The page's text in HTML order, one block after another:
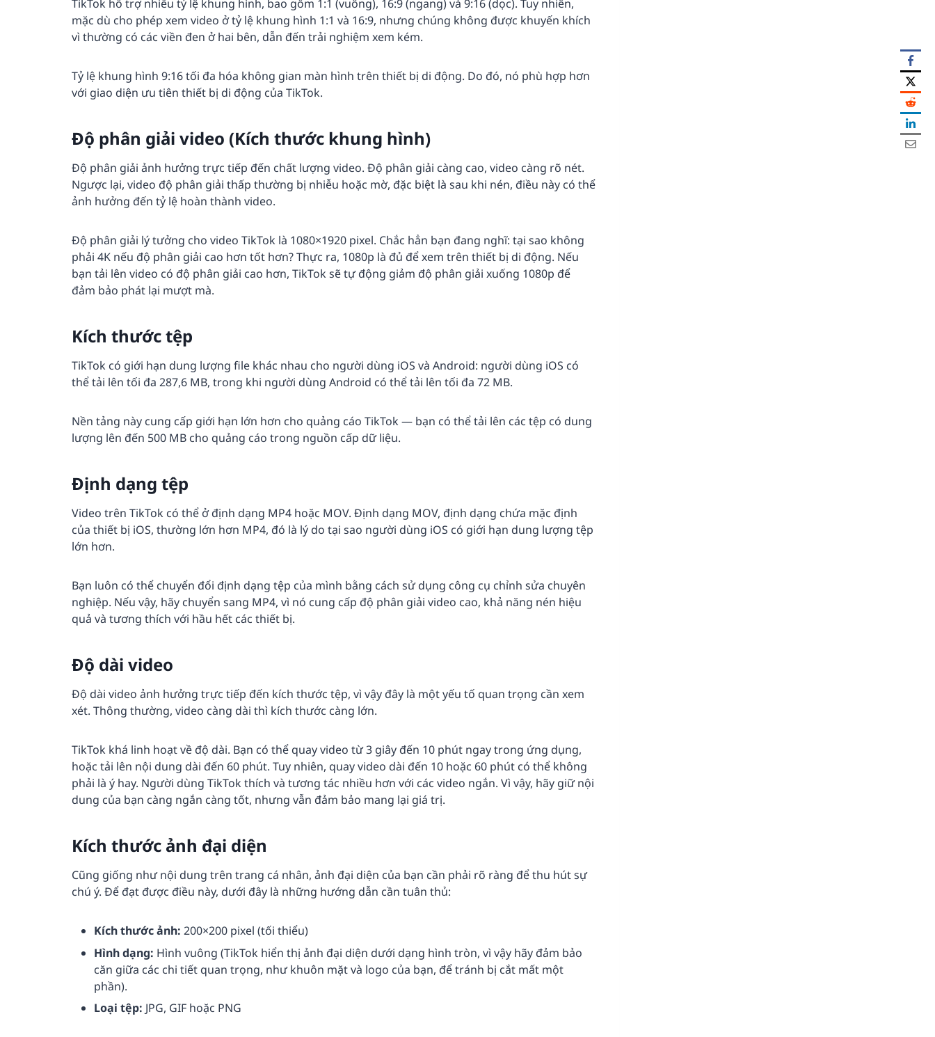
TikTok hỗ trợ nhiều tỷ lệ khung hình, bao gồm 1:1 (vuông), 16:9 (ngang) và 9:16 (dọc). Tuy nhiên,
mặc dù cho phép xem video ở tỷ lệ khung hình 1:1 và 16:9, nhưng chúng không được khuyến khích
vì thường có các viền đen ở hai bên, dẫn đến trải nghiệm xem kém.
Tỷ lệ khung hình 9:16 tối đa hóa không gian màn hình trên thiết bị di động. Do đó, nó phù hợp hơn
với giao diện ưu tiên thiết bị di động của TikTok.
Độ phân giải video (Kích thước khung hình)
Độ phân giải ảnh hưởng trực tiếp đến chất lượng video. Độ phân giải càng cao, video càng rõ nét.
Ngược lại, video độ phân giải thấp thường bị nhiễu hoặc mờ, đặc biệt là sau khi nén, điều này có thể
ảnh hưởng đến tỷ lệ hoàn thành video.
Độ phân giải lý tưởng cho video TikTok là 1080×1920 pixel. Chắc hẳn bạn đang nghĩ: tại sao không
phải 4K nếu độ phân giải cao hơn tốt hơn? Thực ra, 1080p là đủ để xem trên thiết bị di động. Nếu
bạn tải lên video có độ phân giải cao hơn, TikTok sẽ tự động giảm độ phân giải xuống 1080p để
đảm bảo phát lại mượt mà.
Kích thước tệp
TikTok có giới hạn dung lượng file khác nhau cho người dùng iOS và Android: người dùng iOS có
thể tải lên tối đa 287,6 MB, trong khi người dùng Android có thể tải lên tối đa 72 MB.
Nền tảng này cung cấp giới hạn lớn hơn cho quảng cáo TikTok — bạn có thể tải lên các tệp có dung
lượng lên đến 500 MB cho quảng cáo trong nguồn cấp dữ liệu.
Định dạng tệp
Video trên TikTok có thể ở định dạng MP4 hoặc MOV. Định dạng MOV, định dạng chứa mặc định
của thiết bị iOS, thường lớn hơn MP4, đó là lý do tại sao người dùng iOS có giới hạn dung lượng tệp
lớn hơn.
Bạn luôn có thể chuyển đổi định dạng tệp của mình bằng cách sử dụng công cụ chỉnh sửa chuyên
nghiệp. Nếu vậy, hãy chuyển sang MP4, vì nó cung cấp độ phân giải video cao, khả năng nén hiệu
quả và tương thích với hầu hết các thiết bị.
Độ dài video
Độ dài video ảnh hưởng trực tiếp đến kích thước tệp, vì vậy đây là một yếu tố quan trọng cần xem
xét. Thông thường, video càng dài thì kích thước càng lớn.
TikTok khá linh hoạt về độ dài. Bạn có thể quay video từ 3 giây đến 10 phút ngay trong ứng dụng,
hoặc tải lên nội dung dài đến 60 phút. Tuy nhiên, quay video dài đến 10 hoặc 60 phút có thể không
phải là ý hay. Người dùng TikTok thích và tương tác nhiều hơn với các video ngắn. Vì vậy, hãy giữ nội
dung của bạn càng ngắn càng tốt, nhưng vẫn đảm bảo mang lại giá trị.
Kích thước ảnh đại diện
Cũng giống như nội dung trên trang cá nhân, ảnh đại diện của bạn cần phải rõ ràng để thu hút sự
chú ý. Để đạt được điều này, dưới đây là những hướng dẫn cần tuân thủ:
Kích thước ảnh: 200×200 pixel (tối thiểu)
Hình dạng: Hình vuông (TikTok hiển thị ảnh đại diện dưới dạng hình tròn, vì vậy hãy đảm bảo
căn giữa các chi tiết quan trọng, như khuôn mặt và logo của bạn, để tránh bị cắt mất một
phần).
Loại tệp: JPG, GIF hoặc PNG